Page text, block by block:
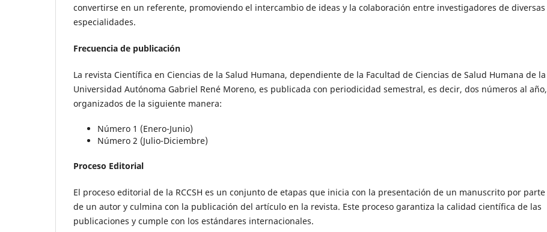
convertirse en un referente, promoviendo el intercambio de ideas y la colaboración entre investigadores de diversas
especialidades.
Frecuencia de publicación
La revista Científica en Ciencias de la Salud Humana, dependiente de la Facultad de Ciencias de Salud Humana de la
Universidad Autónoma Gabriel René Moreno, es publicada con periodicidad semestral, es decir, dos números al año,
organizados de la siguiente manera:
Número 1 (Enero-Junio)
Número 2 (Julio-Diciembre)
Proceso Editorial
El proceso editorial de la RCCSH es un conjunto de etapas que inicia con la presentación de un manuscrito por parte
de un autor y culmina con la publicación del artículo en la revista. Este proceso garantiza la calidad científica de las
publicaciones y cumple con los estándares internacionales.